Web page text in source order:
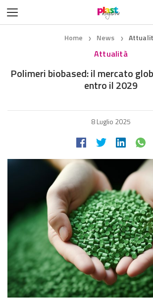
Home ❯ News ❯
Attualità
Polimeri biobased: il mercato
entro il 2029
8 Luglio 2025